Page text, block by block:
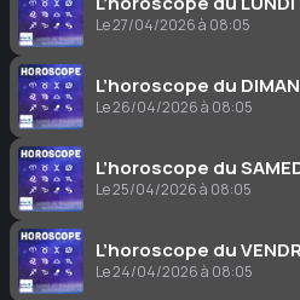
Le 27/04/2026 à 08:05
L’horoscope du
Le 26/04/2026 à 08:05
L’horoscope du
Le 25/04/2026 à 08:05
L’horoscope du
Le 24/04/2026 à 08:05